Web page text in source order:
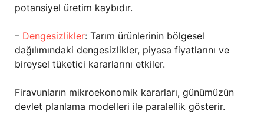
potansiyel üretim kaybıdır.
– Dengesizlikler: Tarım ürünlerinin bölgesel
dağılımındaki dengesizlikler, piyasa fiyatlarını ve
bireysel tüketici kararlarını etkiler.
Firavunların mikroekonomik kararları, günümüzün
devlet planlama modelleri ile paralellik gösterir.